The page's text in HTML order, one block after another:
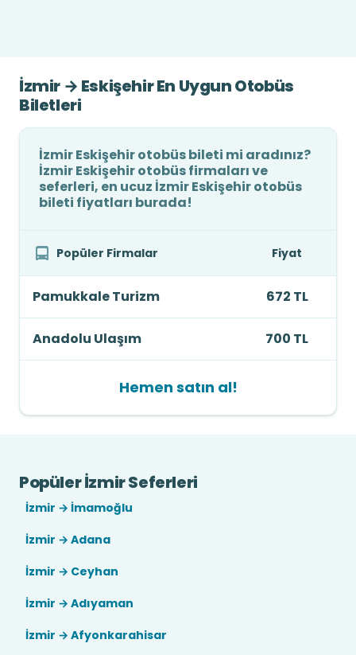
İzmir → Eskişehir En Uygun Otobüs
Biletleri
İzmir Eskişehir otobüs bileti mi aradınız?
İzmir Eskişehir otobüs firmaları ve
seferleri, en ucuz İzmir Eskişehir otobüs
bileti fiyatları burada!
Popüler Firmalar Fiyat
Pamukkale Turizm 672 TL
Anadolu Ulaşım 700 TL
Hemen satın al!
Popüler İzmir Seferleri
İzmir → İmamoğlu
İzmir → Adana
İzmir → Ceyhan
İzmir → Adıyaman
İzmir → Afyonkarahisar